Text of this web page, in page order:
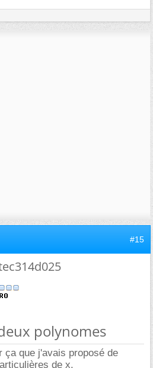
#15
polynomes
ça que j'avais proposé de
de x.